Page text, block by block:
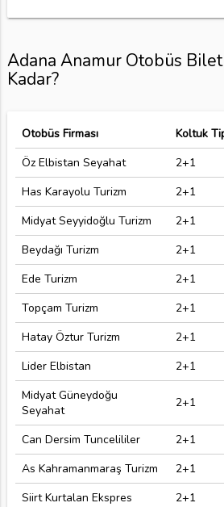
Adana Anamur Otobüs
Kadar?
Otobüs Firması Koltuk
Öz Elbistan Seyahat
2+1
Has Karayolu Turizm
2+1
Midyat Seyyidoğlu Turizm
2+1
Beydağı Turizm
2+1
Ede Turizm
2+1
Topçam Turizm
2+1
Hatay Öztur Turizm
2+1
Lider Elbistan
2+1
Midyat Güneydoğu
Seyahat
2+1
Can Dersim Tuncelililer 2+1
As Kahramanmaraş Turizm
2+1
Siirt Kurtalan Ekspres
2+1